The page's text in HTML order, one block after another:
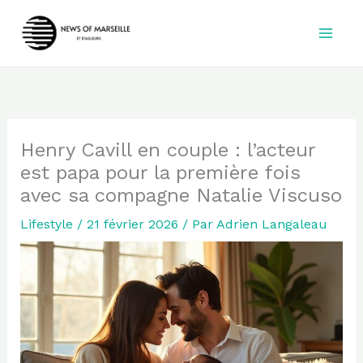
Henry Cavill en couple : l’acteur
est papa pour la première fois
avec sa compagne Natalie Viscuso
Lifestyle / 21 février 2026 / Par Adrien Langaleau